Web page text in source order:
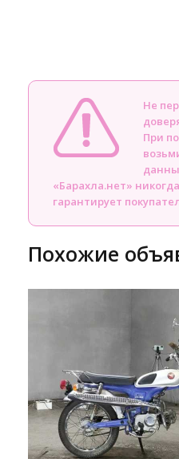
Не
При
«Барахла.нет»
гарантирует
Похожие